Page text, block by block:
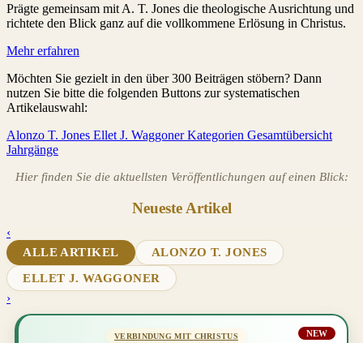
Prägte gemeinsam mit A. T. Jones die theologische Ausrichtung und
richtete den Blick ganz auf die vollkommene Erlösung in Christus.
Mehr erfahren
Möchten Sie gezielt in den über 300 Beiträgen stöbern? Dann
nutzen Sie bitte die folgenden Buttons zur systematischen
Artikelauswahl:
Alonzo T. Jones Ellet J. Waggoner Kategorien Gesamtübersicht
Jahrgänge
Hier finden Sie die aktuellsten Veröffentlichungen auf einen Blick:
Neueste Artikel
‹
ALLE ARTIKEL
ALONZO T. JONES
ELLET J. WAGGONER
›
NEW
VERBINDUNG MIT CHRISTUS